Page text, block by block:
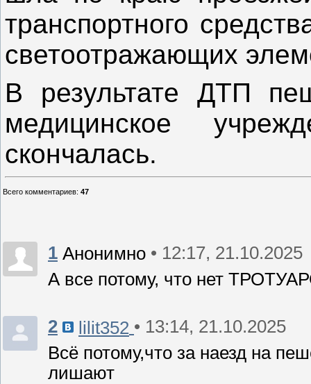
транспортного
светоотражающих
В результате ДТП
медицинское
скончалась.
Всего комментариев: 47
1 Анонимно • 12:17, 21.10.2025
А все потому, что нет
2 lilit352 • 13:14, 21.10.2025
Всё потому,что за наезд на
лишают